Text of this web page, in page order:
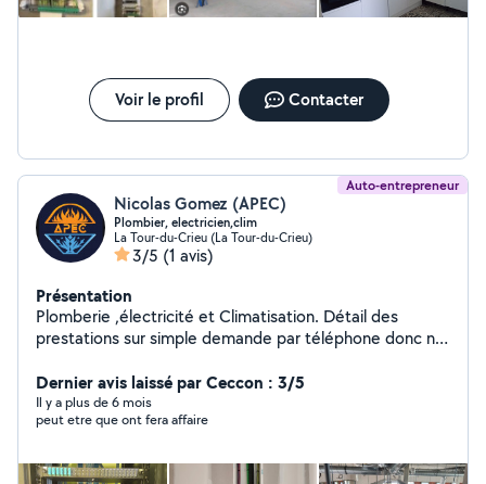
Voir le profil Contacter
Auto-entrepreneur
Nicolas Gomez (APEC)
Plombier, electricien,clim
La Tour-du-Crieu (La Tour-du-Crieu)
3/5 (1 avis)
Présentation
Plomberie ,électricité et Climatisation. Détail des
prestations sur simple demande par téléphone donc n
sur le tiktok ,instagram ou facebook au nom de l
ariegeoise de Plomberie électricité et Climatisation. A
très bientot
Dernier avis laissé par Ceccon : 3/5
Il y a plus de 6 mois
peut etre que ont fera affaire